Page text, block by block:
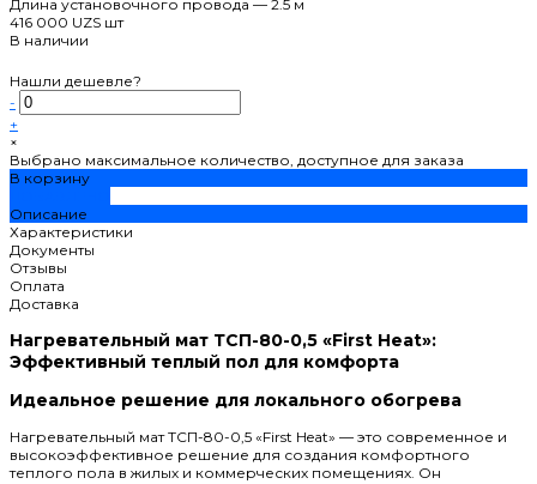
Длина установочного провода — 2.5 м
416 000 UZS шт
В наличии
Нашли дешевле?
-
+
×
Выбрано максимальное количество, доступное для заказа
В корзину
Описание
Характеристики
Документы
Отзывы
Оплата
Доставка
Нагревательный мат ТСП-80-0,5 «First Heat»:
Эффективный теплый пол для комфорта
Идеальное решение для локального обогрева
Нагревательный мат ТСП-80-0,5 «First Heat» — это современное и
высокоэффективное решение для создания комфортного
теплого пола в жилых и коммерческих помещениях. Он